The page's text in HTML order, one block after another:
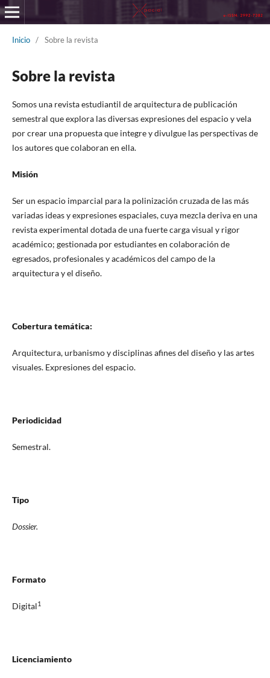
Inicio / Sobre la revista
Sobre la revista
Somos una revista estudiantil de arquitectura de publicación
semestral que explora las diversas expresiones del espacio y vela
por crear una propuesta que integre y divulgue las perspectivas de
los autores que colaboran en ella.
Misión
Ser un espacio imparcial para la polinización cruzada de las más
variadas ideas y expresiones espaciales, cuya mezcla deriva en una
revista experimental dotada de una fuerte carga visual y rigor
académico; gestionada por estudiantes en colaboración de
egresados, profesionales y académicos del campo de la
arquitectura y el diseño.
Cobertura temática:
Arquitectura, urbanismo y disciplinas afines del diseño y las artes
visuales. Expresiones del espacio.
Periodicidad
Semestral.
Tipo
Dossier.
Formato
Digital1
Licenciamiento